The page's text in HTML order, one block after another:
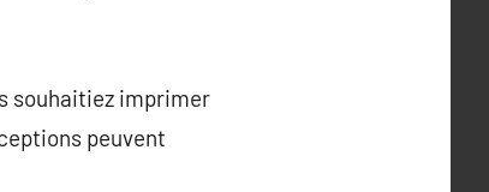
souhaitiez imprimer
peuvent